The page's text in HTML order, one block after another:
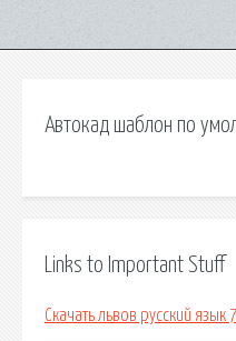
Автокад шаблон по
Links to Important Stuff
Скачать львов русский язык